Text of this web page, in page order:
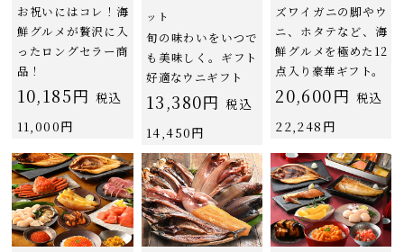
お祝いにはコレ！海
鮮グルメが贅沢に入
ったロングセラー商
品！
10,185円 税込
11,000円
ット
旬の味わいをいつで
も美味しく。ギフト
好適なウニギフト
13,380円 税込
14,450円
ズワイガニの脚やウ
ニ、ホタテなど、海
鮮グルメを極めた12
点入り豪華ギフト。
20,600円 税込
22,248円